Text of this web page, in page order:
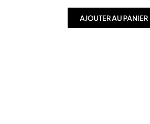
AJOUTER AU PANIER